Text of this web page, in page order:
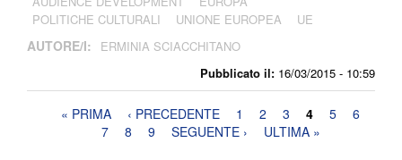
Pubblicato il: 16/03/2015 - 10:59
POLITICHE CULTURALI
UNIONE EUROPEA UE
AUTORE/I: ERMINIA SCIACCHITANO
Pagine« PRIMA ‹ PRECEDENTE 1 2 3 4 5
6
7
8 9 SEGUENTE › ULTIMA »